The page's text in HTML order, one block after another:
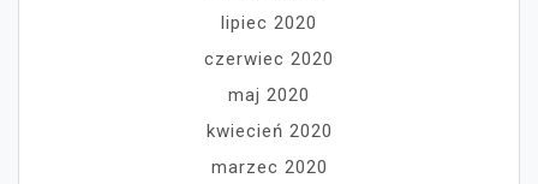
lipiec 2020
czerwiec 2020
maj 2020
kwiecień 2020
marzec 2020